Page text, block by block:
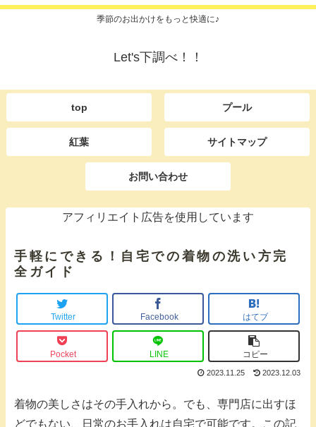
季節のお出かけをもっと快適に♪
Let's下調べ！！
top プール
紅葉 サイトマップ
お問い合わせ
アフィリエイト広告を使用しています
手軽にできる！自宅での着物の洗い方完
全ガイド
Twitter Facebook はてブ
Pocket LINE コピー
2023.12.03
2023.11.25
着物の美しさはその手入れから。でも、専門店に出すほ
どでもない、日常のお手入れは自宅で可能です。この記